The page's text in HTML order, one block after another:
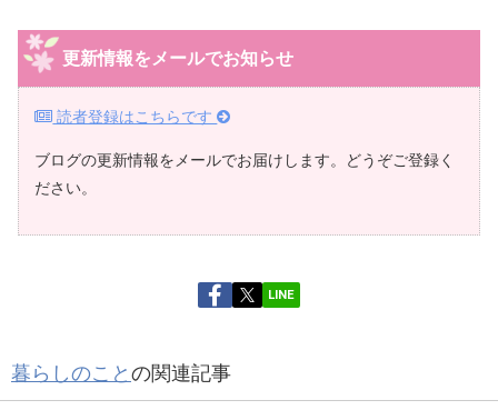
更新情報をメールでお知らせ
読者登録はこちらです
ブログの更新情報をメールでお届けします。どうぞご登録く
ださい。
LINE
暮らしのことの関連記事